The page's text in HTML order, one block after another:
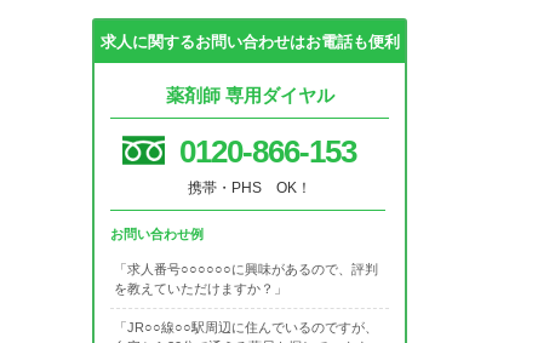
求人に関するお問い合わせはお電話も便利
薬剤師 専用ダイヤル
0120-866-153
携帯・PHS OK！
お問い合わせ例
「求人番号○○○○○○に興味があるので、評判
を教えていただけますか？」
「JR○○線○○駅周辺に住んでいるのですが、